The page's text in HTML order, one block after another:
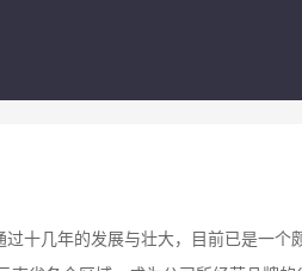
十几年的发展与壮大，目前已是一个